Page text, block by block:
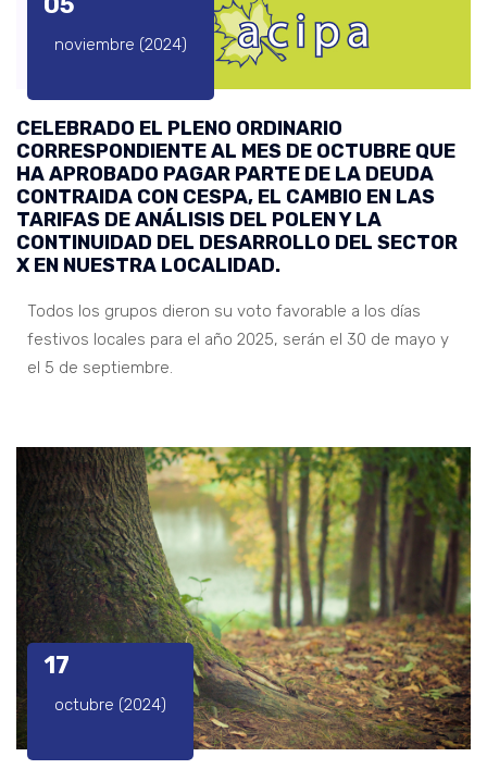
noviembre (2024)
CELEBRADO EL PLENO ORDINARIO
CORRESPONDIENTE AL MES DE OCTUBRE QUE
HA APROBADO PAGAR PARTE DE LA DEUDA
CONTRAIDA CON CESPA, EL CAMBIO EN LAS
TARIFAS DE ANÁLISIS DEL POLEN Y LA
CONTINUIDAD DEL DESARROLLO DEL SECTOR
X EN NUESTRA LOCALIDAD.
Todos los grupos dieron su voto favorable a los días
festivos locales para el año 2025, serán el 30 de mayo y
el 5 de septiembre.
17
octubre (2024)